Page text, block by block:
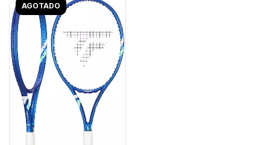
AGOTADO